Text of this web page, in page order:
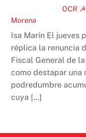
OCR ☭
Morena
Isa Marín El jueves
réplica la renuncia
Fiscal General de
como destapar una
podredumbre
cuya […]